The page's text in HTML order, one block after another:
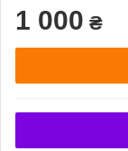
1 000 ₴